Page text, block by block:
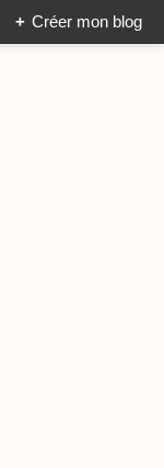
+ Créer mon blog